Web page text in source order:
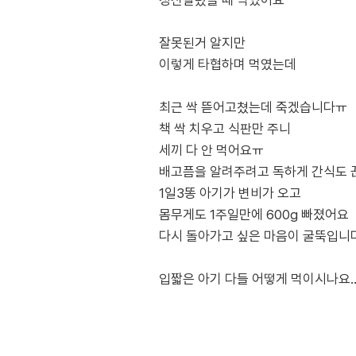
잘못된거 알지만
이렇게 타협하며 먹였는데
최근 싹 뜯어고쳤는데 죽겠습니다ㅠ
책 싹 치우고 식판만 주니
세끼 다 안 먹어요ㅠ
배고픔을 알려주려고 독하게 간식도
1일3똥 아기가 변비가 오고
몸무게도 1주일만에 600g 빠졌어요
다시 돌아가고 싶은 마음이 굴뚝입니